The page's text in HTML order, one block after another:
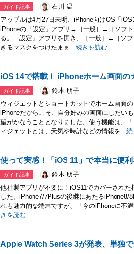
ガイド記事
石川 温
アップルは4月27日未明、iPhone向けOS「
iPhoneの「設定」アプリ→［一般］→［ソフ
る。「設定」アプリを開き、［一般］→［ソ
きるマスクをつけたまま...続きを読む
iOS 14で搭載！ iPhoneホーム画面の
ガイド記事
鈴木 朋子
ウィジェットとショートカットでホーム画面
iPhoneだからこそ、自分好みの画面にしたい
望がかなうこととなりました。使う機能は、
ィジェットとは、天気や時計などの情報を...続
使って実感！「iOS 11」で本当に便
ガイド記事
鈴木 朋子
他社製アプリが不要に！iOS11でカバーされ
した。iPhone7/7Plusの後継にあたるiPhone8/
れも魅力的な端末ですが、「今のiPhoneに不
きを読む
Apple Watch Series 3が発表、単独